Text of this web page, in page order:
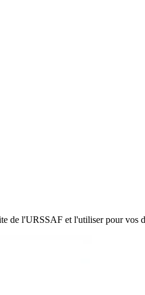
de l'URSSAF et l'utiliser pour vos